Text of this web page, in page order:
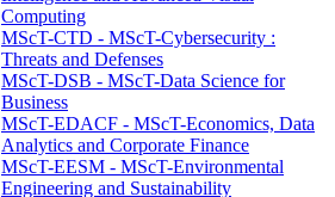
Computing
MScT-CTD - MScT-Cybersecurity :
Threats and Defenses
MScT-DSB - MScT-Data Science for
Business
MScT-EDACF - MScT-Economics, Data
Analytics and Corporate Finance
MScT-EESM - MScT-Environmental
Engineering and Sustainability